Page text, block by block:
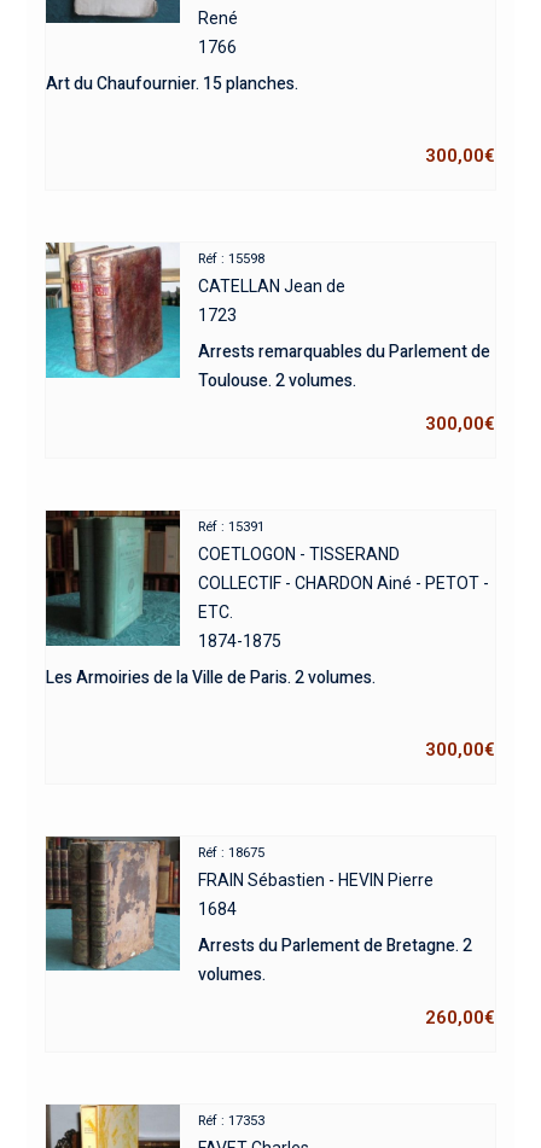
René
1766
Art du Chaufournier. 15 planches.
300,00€
Réf : 15598
CATELLAN Jean de
1723
Arrests remarquables du Parlement de
Toulouse. 2 volumes.
300,00€
Réf : 15391
COETLOGON - TISSERAND
COLLECTIF - CHARDON Ainé - PETOT -
ETC.
1874-1875
Les Armoiries de la Ville de Paris. 2 volumes.
300,00€
Réf : 18675
FRAIN Sébastien - HEVIN Pierre
1684
Arrests du Parlement de Bretagne. 2
volumes.
260,00€
Réf : 17353